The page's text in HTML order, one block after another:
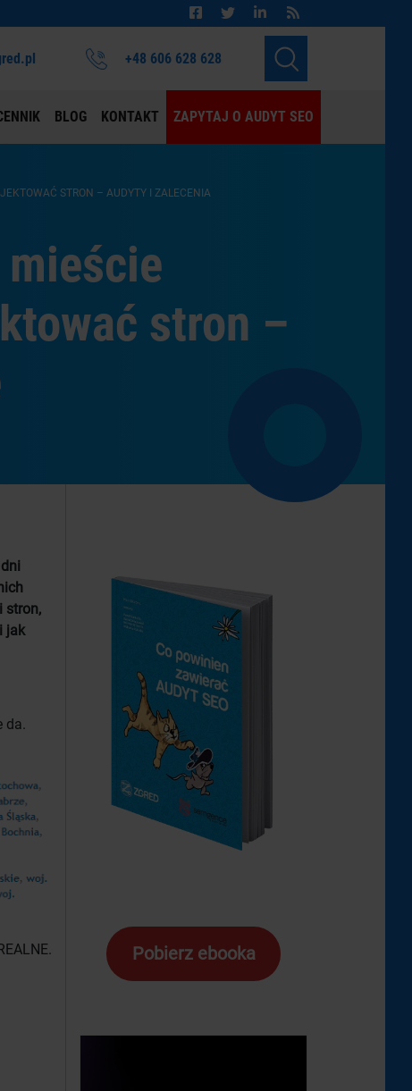
+48 606 628 628
BLOG KONTAKT ZAPYTAJ O AUDYT SEO
STRON – AUDYTY I ZALECENIA
stron –
stron,
jak
da.
Pobierz ebooka